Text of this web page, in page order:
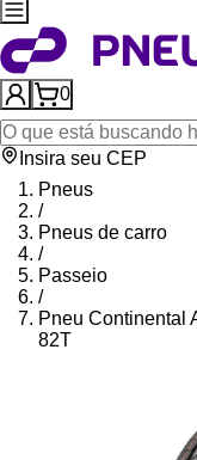
0
Insira seu CEP
Pneus
/
Pneus de carro
/
Passeio
/
Pneu Continental
82T